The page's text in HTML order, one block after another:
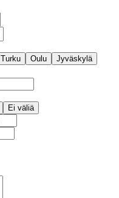
Turku Oulu
Jyväskylä
Ei väliä